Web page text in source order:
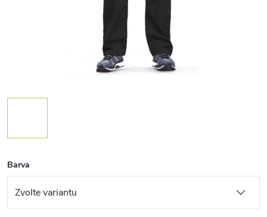
Barva